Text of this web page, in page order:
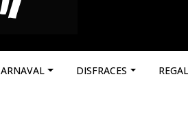
DISFRACES